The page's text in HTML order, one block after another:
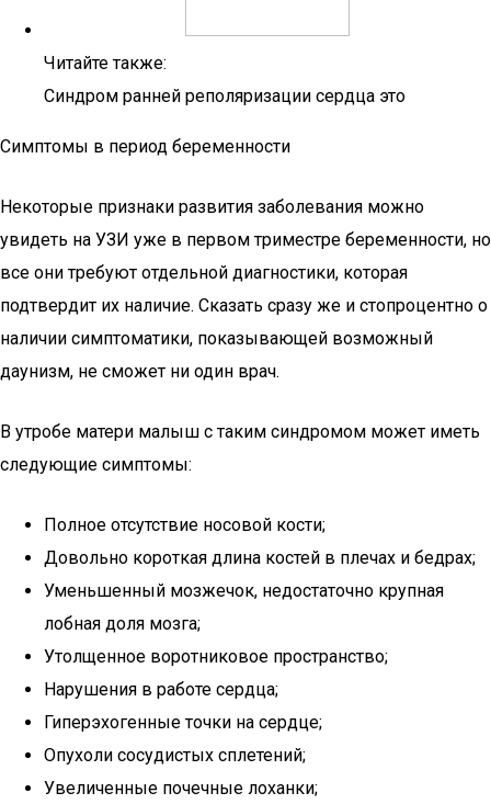
Читайте также:
Синдром ранней реполяризации сердца это
Симптомы в период беременности
Некоторые признаки развития заболевания можно
увидеть на УЗИ уже в первом триместре беременности, но
все они требуют отдельной диагностики, которая
подтвердит их наличие. Сказать сразу же и стопроцентно о
наличии симптоматики, показывающей возможный
даунизм, не сможет ни один врач.
В утробе матери малыш с таким синдромом может иметь
следующие симптомы:
Полное отсутствие носовой кости;
Довольно короткая длина костей в плечах и бедрах;
Уменьшенный мозжечок, недостаточно крупная
лобная доля мозга;
Утолщенное воротниковое пространство;
Нарушения в работе сердца;
Гиперэхогенные точки на сердце;
Опухоли сосудистых сплетений;
Увеличенные почечные лоханки;